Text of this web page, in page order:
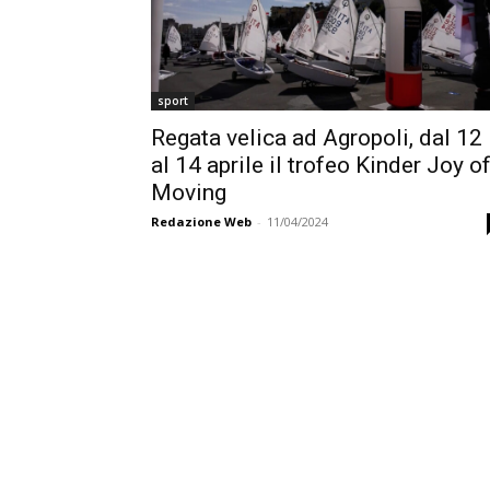
sport
Regata velica ad Agropoli, dal 12
al 14 aprile il trofeo Kinder Joy of
Moving
Redazione Web - 11/04/2024